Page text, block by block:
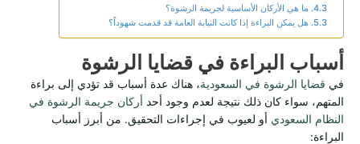
ما هي الأركان الأساسية لجريمة الرشوة؟
هل يمكن البراءة إذا كانت النيابة العامة قد قدمت شهوداً؟
أسباب البراءة في قضايا الرشوة
في قضايا الرشوة في السعودية، هناك عدة أسباب قد تؤدي إلى براءة
المتهم، سواء كان ذلك نتيجة لعدم وجود أحد أركان جريمة الرشوة في
النظام السعودي أو لعيوب في إجراءات التحقيق. من أبرز أسباب
البراءة: